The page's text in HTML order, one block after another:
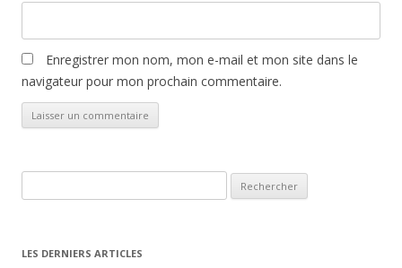
Enregistrer mon nom, mon e-mail et mon site dans le
navigateur pour mon prochain commentaire.
LES DERNIERS ARTICLES